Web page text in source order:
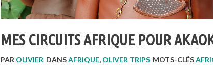
MES CIRCUITS AFRIQUE POUR
PAR OLIVIER DANSAFRIQUE, OLIVER TRIPS MOTS-CLÉS